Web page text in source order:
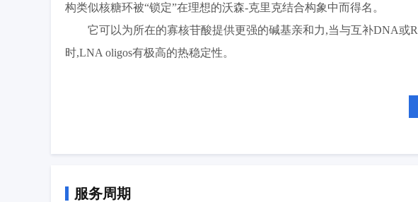
构类似核糖环被“锁定”在理想的沃森-克里克结合构象中而得名。
它可以为所在的寡核苷酸提供更强的碱基亲和力,当与互补DNA或
时,LNA oligos有极高的热稳定性。
服务周期